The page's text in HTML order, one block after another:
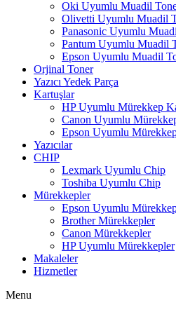
Oki Uyumlu Muadil
Olivetti Uyumlu Muadil
Panasonic Uyumlu
Pantum Uyumlu Muadil
Epson Uyumlu Muadil
Orjinal Toner
Yazıcı Yedek Parça
Kartuşlar
HP Uyumlu Mürekkep
Canon Uyumlu
Epson Uyumlu
Yazıcılar
CHIP
Lexmark Uyumlu Chip
Toshiba Uyumlu Chip
Mürekkepler
Epson Uyumlu
Brother Mürekkepler
Canon Mürekkepler
HP Uyumlu Mürekkepler
Makaleler
Hizmetler
Menu